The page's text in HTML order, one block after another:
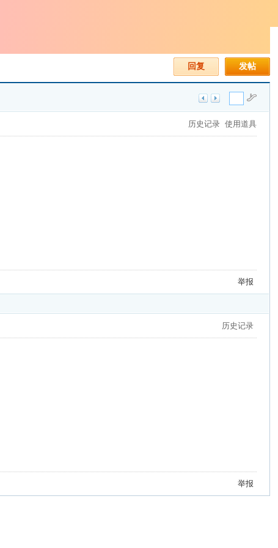
发帖
回复
历史记录 使用道具
举报
历史记录
举报